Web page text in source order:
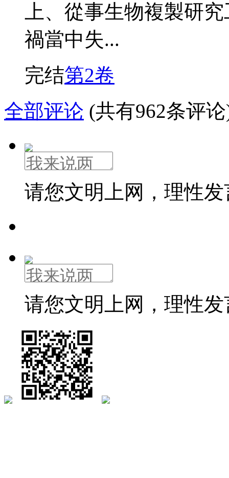
上、從事生物複製研
禍當中失...
完结第2卷
全部评论 (共有962条评
请您文明上网，理性
请您文明上网，理性